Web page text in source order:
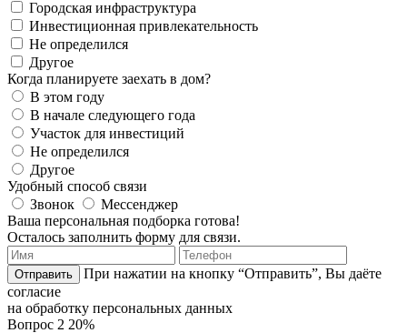
Городская инфраструктура
Инвестиционная привлекательность
Не определился
Другое
Когда планируете заехать в дом?
В этом году
В начале следующего года
Участок для инвестиций
Не определился
Другое
Удобный способ связи
Звонок
Мессенджер
Ваша персональная подборка готова!
Осталось заполнить форму для связи.
Отправить
При нажатии на кнопку “Отправить”, Вы даёте
согласие
на обработку персональных данных
Вопрос 2 20%